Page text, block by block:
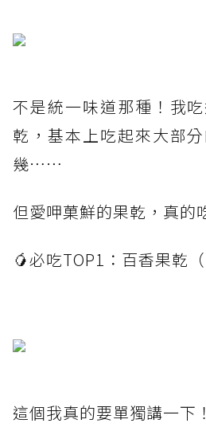
不是統一味道那種！我
乾，基本上吃起來大部
幾⋯⋯
但愛呷菓鮮的果乾，真的
🥭必吃TOP1：百香果乾（
這個我真的要單獨講一下